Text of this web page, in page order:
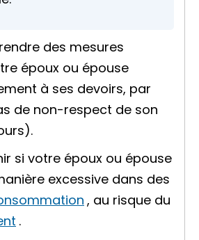
des mesures
époux ou épouse
à ses devoirs, par
de non-respect de son
).
si votre époux ou épouse
excessive dans des
, au risque du
.